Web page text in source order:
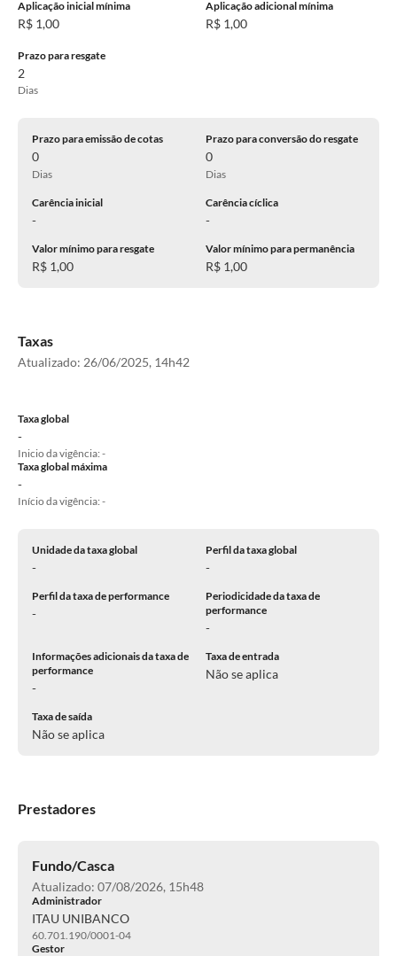
Aplicação inicial mínima
R$ 1,00
Aplicação adicional mínima
R$ 1,00
Prazo para resgate
2
Dias
Prazo para emissão de cotas
0
Dias
Prazo para conversão do resgate
0
Dias
Carência inicial
-
Carência cíclica
-
Valor mínimo para resgate
R$ 1,00
Valor mínimo para permanência
R$ 1,00
Taxas
Atualizado: 26/06/2025, 14h42
Taxa global
-
Inicio da vigência: -
Taxa global máxima
-
Início da vigência: -
Unidade da taxa global
-
Perfil da taxa global
-
Perfil da taxa de performance
-
Periodicidade da taxa de
performance
-
Informações adicionais da taxa de
performance
-
Taxa de entrada
Não se aplica
Taxa de saída
Não se aplica
Prestadores
Fundo/Casca
Atualizado: 07/08/2026, 15h48
Administrador
ITAU UNIBANCO
60.701.190/0001-04
Gestor